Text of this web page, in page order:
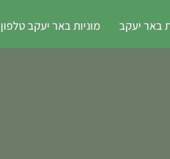
באר יעקב מוניות באר יעקב טלפון